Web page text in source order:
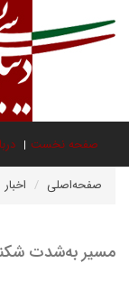
صفحه نخست
صفحه‌اصلی اخبار
مسیر به‌شدت